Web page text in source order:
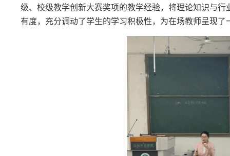
级、校级教学创新大赛奖项的教学经验，将理论知识与
有度，充分调动了学生的学习积极性，为在场教师呈现了